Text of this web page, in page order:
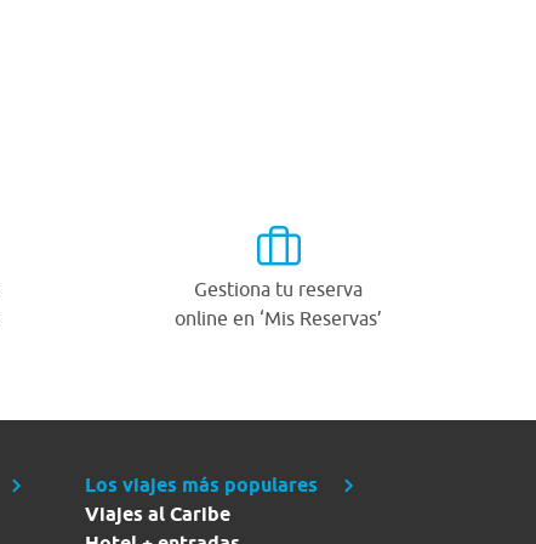
Gestiona tu reserva
online en ‘Mis Reservas’
Los viajes más populares
Viajes al Caribe